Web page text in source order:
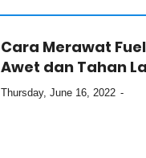
Cara Merawat
Awet dan Tahan
Thursday, June 16, 2022